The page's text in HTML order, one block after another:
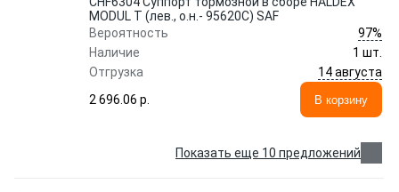
MODUL T (лев., о.н.- 95620C) SAF
Вероятность
97%
Наличие
1 шт.
Отгрузка
14 августа
2 696.06 p.
В корзину
Показать еще 10 предложений